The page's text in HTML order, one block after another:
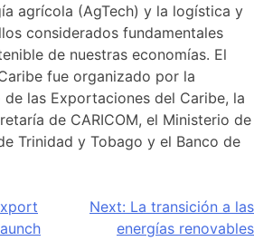
agrícola (AgTech) y la logística y
considerados fundamentales
de nuestras economías. El
fue organizado por la
las Exportaciones del Caribe, la
de CARICOM, el Ministerio de
Trinidad y Tobago y el Banco de
Next: La transición a las
energías renovables